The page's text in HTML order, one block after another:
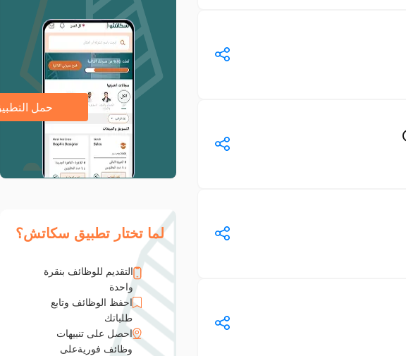
حمل
لما تختار تطبيق سكاتش؟
التقديم للوظائف بنقرة
واحدة
احفظ الوظائف وتابع
طلباتك
احصل على تنبيهات
وظائف فوريةعلى